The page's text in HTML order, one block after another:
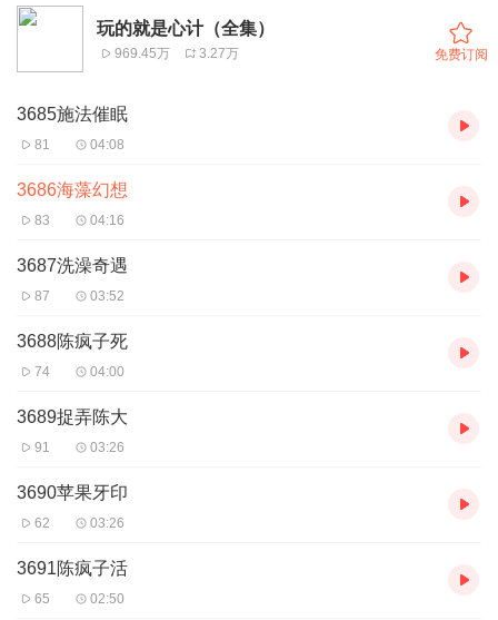
玩的就是心计（全集）
969.45万 3.27万 免费订阅
3685施法催眠
81 04:08
3686海藻幻想
83 04:16
3687洗澡奇遇
87 03:52
3688陈疯子死
74 04:00
3689捉弄陈大
91 03:26
3690苹果牙印
62 03:26
3691陈疯子活
65 02:50